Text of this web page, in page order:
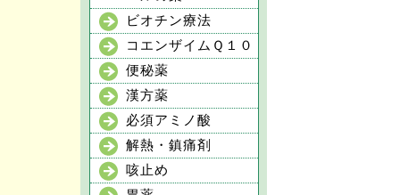
ビオチン療法
コエンザイムＱ１０
便秘薬
漢方薬
必須アミノ酸
解熱・鎮痛剤
咳止め